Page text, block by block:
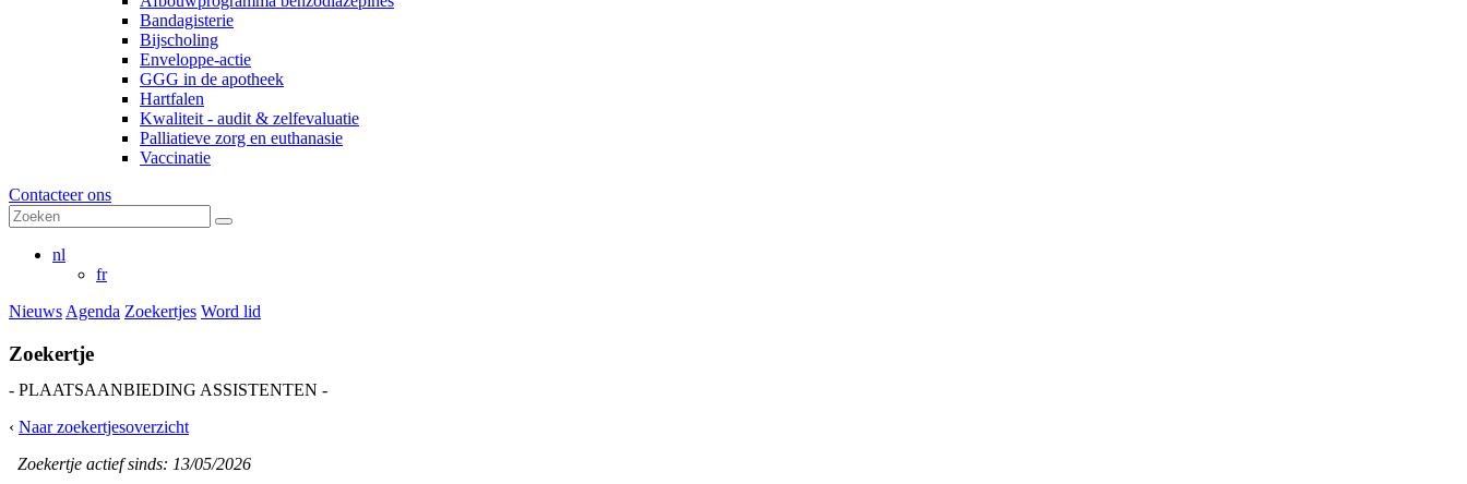
Bandagisterie
Bijscholing
Enveloppe-actie
GGG in de apotheek
Hartfalen
Kwaliteit - audit & zelfevaluatie
Palliatieve zorg en euthanasie
Vaccinatie
Contacteer ons
nl
fr
Nieuws Agenda Zoekertjes Word lid
Zoekertje
- PLAATSAANBIEDING ASSISTENTEN -
‹ Naar zoekertjesoverzicht
Zoekertje actief sinds: 13/05/2026